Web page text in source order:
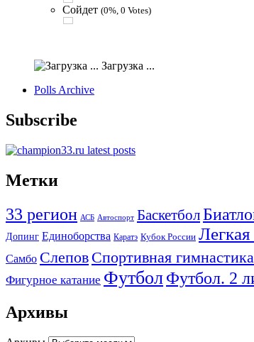
Сойдет (0%, 0 Votes)
Загрузка ...
Polls Archive
Subscribe
Метки
33 регион АСБ Автоспорт Баскетбол
Допинг Единоборства Каратэ Кубок России Легкая
Самбо Слепов Спортивная гимнастика
Фигурное катание ФутболФутбол. 2
Архивы